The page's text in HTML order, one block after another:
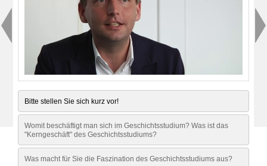
Video
Bitte stellen Sie sich kurz vor!
Womit beschäftigt man sich im Geschichtsstudium? Was ist das
"Kerngeschäft" des Geschichtsstudiums?
Was macht für Sie die Faszination des Geschichtsstudiums aus?